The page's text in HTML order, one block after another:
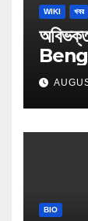
WIKI খবর
BIO